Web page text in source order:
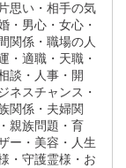
思い・相手の気
・男心・女心・
関係・職場の人
・適職・天職・
談・人事・開
ネスチャンス・
関係・夫婦関
親族問題・育
ー・美容・人生
・守護霊様・お